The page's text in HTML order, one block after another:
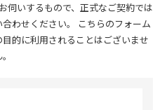
伺いするもので、正式なご契約では
わせください。
こちらのフォーム
的に利用されることはございませ